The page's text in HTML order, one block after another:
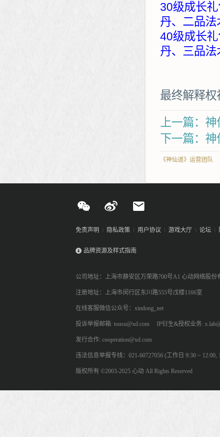
30级成长
丹、二品法
40级成长
丹、三品法
最终解释
上一篇：
下一篇：
《神仙道》运营团队
免责声明 隐私政策 用户协议 游戏大厅 论坛
品牌资源及样式指南
公司地址：上海市静安区万荣路700号A1 心动网络股份
注册地址：上海市闵行区东川路555号戊楼1166室
在线客服微信公众号：xindong_net
投诉举报邮箱: tousu@xd.com IP衍生&授权业务:
发行合作: cooperation@xd.com
违法信息举报专线：021-60727056 (工作日 9:30 ~ 12:00,
版权所有 ©2003-2025 心动 All Rights Reserved